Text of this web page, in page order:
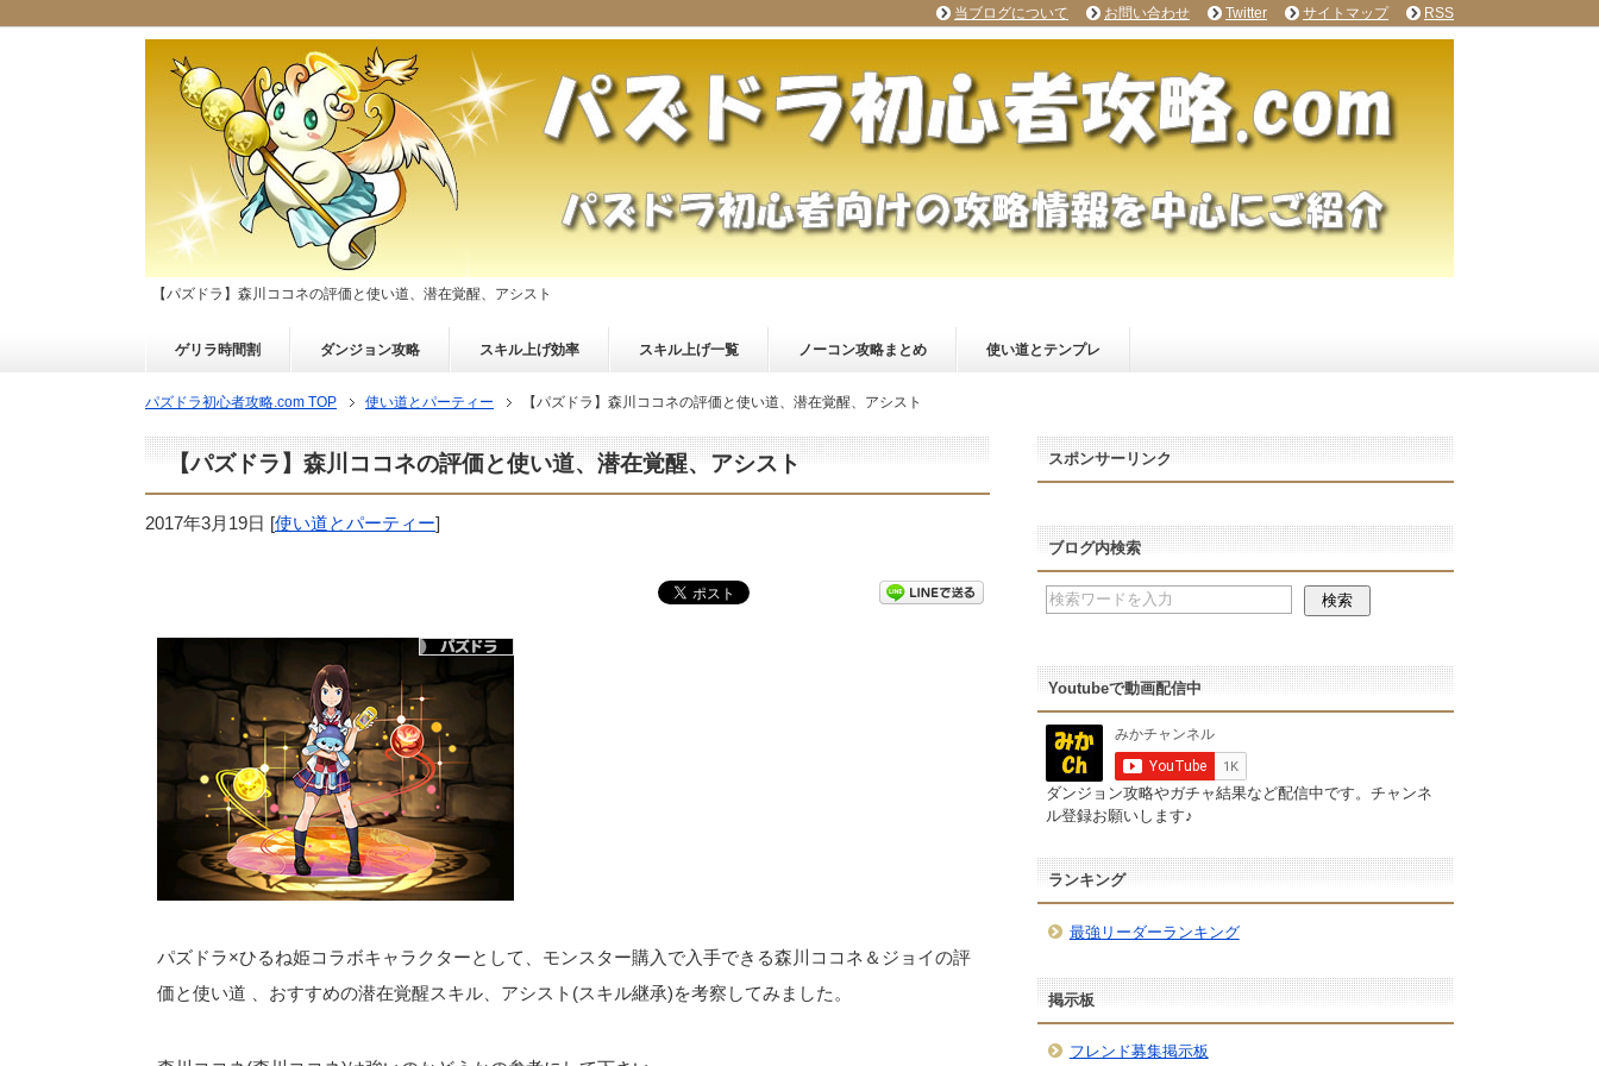
【パズドラ】森川ココネの評価と使い道、潜在覚醒、アシスト
ゲリラ時間割 ダンジョン攻略 スキル上げ効率 スキル上げ一覧 ノーコン攻略まとめ 使い道とテンプレ
パズドラ初心者攻略.com TOP 使い道とパーティー 【パズドラ】森川ココネの評価と使い道、潜在覚醒、アシスト
【パズドラ】森川ココネの評価と使い道、潜在覚醒、アシスト
2017年3月19日 [使い道とパーティー]
パズドラ×ひるね姫コラボキャラクターとして、モンスター購入で入手できる森川ココネ＆ジョイの評
価と使い道 、おすすめの潜在覚醒スキル、アシスト(スキル継承)を考察してみました。
スポンサーリンク
ブログ内検索
Youtubeで動画配信中
ダンジョン攻略やガチャ結果など配信中です。チャンネ
ル登録お願いします♪
ランキング
最強リーダーランキング
掲示板
フレンド募集掲示板
当ブログについて お問い合わせ Twitter サイトマップ RSS